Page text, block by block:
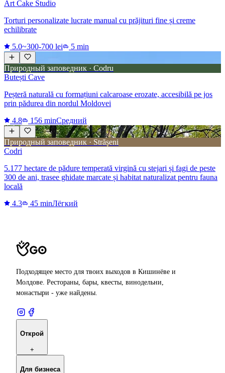
Art Cake Studio
Torturi personalizate lucrate manual cu prăjituri fine și creme
echilibrate
5.0~300-700 lei 5 min
Природный заповедник · Codru
Butești Cave
Peșteră naturală cu formațiuni calcaroase erozate, accesibilă pe jos
prin pădurea din nordul Moldovei
4.8
156 minСредний
Природный заповедник · Strășeni
Codri
5.177 hectare de pădure temperată virgină cu stejari și fagi de peste
300 de ani, trasee ghidate marcate și habitat naturalizat pentru fauna
locală
4.3
45 minЛёгкий
Подходящее место для твоих выходов в Кишинёве и
Молдове. Рестораны, бары, квесты, винодельни,
монастыри - уже найдены.
Открой
+
Для бизнеса